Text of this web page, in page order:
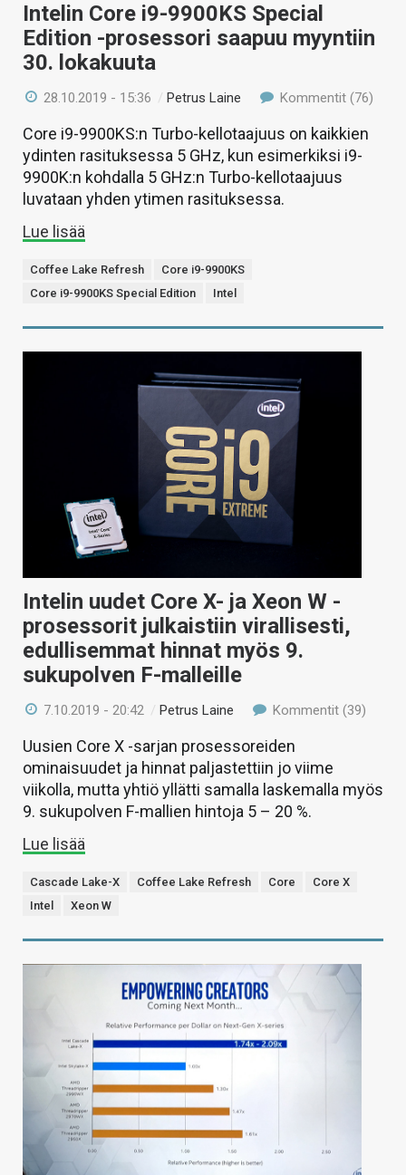
Intelin Core i9-9900KS Special
Edition -prosessori saapuu myyntiin
30. lokakuuta
28.10.2019 - 15:36 /Petrus Laine Kommentit (76)
Core i9-9900KS:n Turbo-kellotaajuus on kaikkien
ydinten rasituksessa 5 GHz, kun esimerkiksi i9-
9900K:n kohdalla 5 GHz:n Turbo-kellotaajuus
luvataan yhden ytimen rasituksessa.
Lue lisää
Coffee Lake Refresh
Core i9-9900KS
Core i9-9900KS Special Edition
Intel
Intelin uudet Core X- ja Xeon W -
prosessorit julkaistiin virallisesti,
edullisemmat hinnat myös 9.
sukupolven F-malleille
7.10.2019 - 20:42 /Petrus Laine Kommentit (39)
Uusien Core X -sarjan prosessoreiden
ominaisuudet ja hinnat paljastettiin jo viime
viikolla, mutta yhtiö yllätti samalla laskemalla myös
9. sukupolven F-mallien hintoja 5 – 20 %.
Lue lisää
Cascade Lake-X Coffee Lake Refresh Core
Core X
Intel
Xeon W